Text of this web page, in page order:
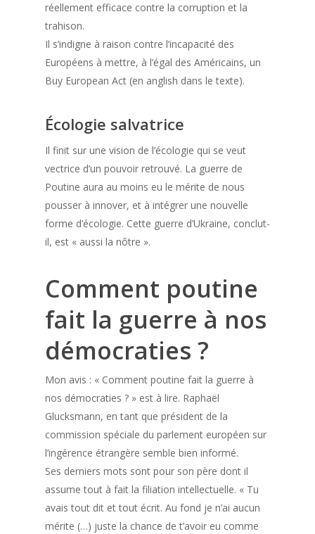
réellement efficace contre la corruption et la
trahison.
Il s’indigne à raison contre l’incapacité des
Européens à mettre, à l’égal des Américains, un
Buy European Act (en anglish dans le texte).
Écologie salvatrice
Il finit sur une vision de l’écologie qui se veut
vectrice d’un pouvoir retrouvé. La guerre de
Poutine aura au moins eu le mérite de nous
pousser à innover, et à intégrer une nouvelle
forme d’écologie. Cette guerre d’Ukraine, conclut-
il, est « aussi la nôtre ».
Comment poutine
fait la guerre à nos
démocraties ?
Mon avis : « Comment poutine fait la guerre à
nos démocraties ? » est à lire. Raphaël
Glucksmann, en tant que président de la
commission spéciale du parlement européen sur
l’ingérence étrangère semble bien informé.
Ses derniers mots sont pour son père dont il
assume tout à fait la filiation intellectuelle. « Tu
avais tout dit et tout écrit. Au fond je n’ai aucun
mérite (…) juste la chance de t’avoir eu comme